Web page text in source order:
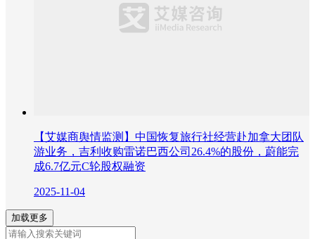
【艾媒商舆情监测】中国恢复旅行社经营赴加拿大团队
游业务，吉利收购雷诺巴西公司26.4%的股份，蔚能完
成6.7亿元C轮股权融资
2025-11-04
加载更多